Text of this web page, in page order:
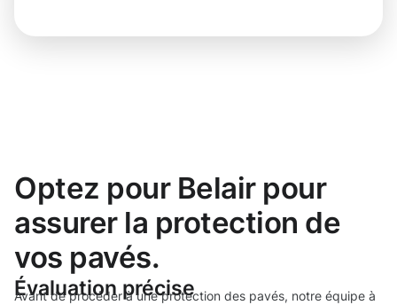
Optez pour Belair pour
assurer la protection de
vos pavés.
Évaluation précise
Avant de procéder à une protection des pavés, notre équipe à